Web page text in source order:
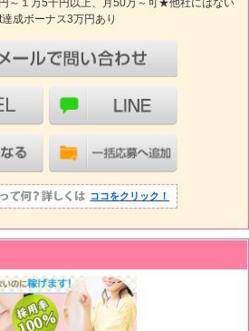
～１万5千円以上、月50万～可★他社にはない
成ボーナス3万円あり
ココをクリック！